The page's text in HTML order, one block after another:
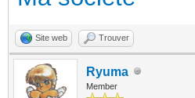
Site web Trouver
Ryuma
Member